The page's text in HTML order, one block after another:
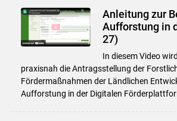
Anleitung zur
Aufforstung in
27)
In diesem Video
praxisnah die Antragsstellung der
Fördermaßnahmen der Ländlichen
Aufforstung in der Digitalen